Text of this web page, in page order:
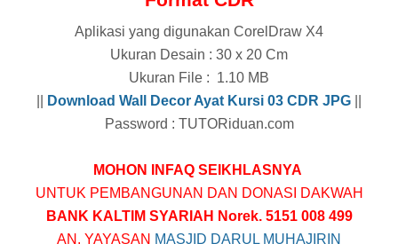
Aplikasi yang digunakan CorelDraw X4
Ukuran Desain : 30 x 20 Cm
Ukuran File : 1.10 MB
Download Wall Decor Ayat Kursi 03 CDR JPG
Password : TUTORiduan.com
MOHON INFAQ SEIKHLASNYA
UNTUK PEMBANGUNAN DAN DONASI DAKWAH
BANK KALTIM SYARIAH Norek. 5151 008 499
AN. YAYASAN MASJID DARUL MUHAJIRIN